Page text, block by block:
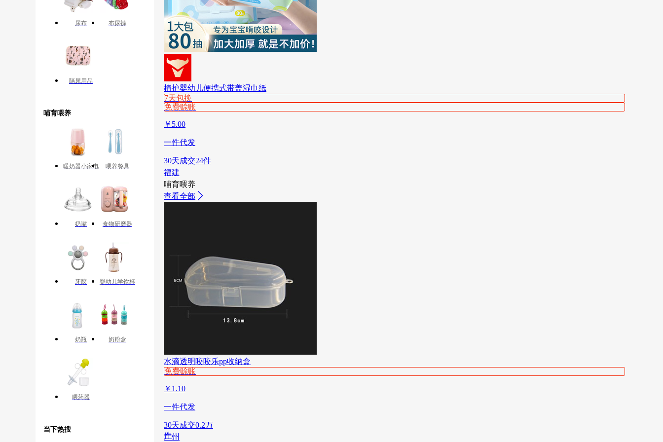
尿布 布尿裤
隔尿用品
哺育喂养
暖奶器小家电 喂养餐具
奶嘴 食物研磨器
牙胶 婴幼儿学饮杯
奶瓶 奶粉盒
喂药器
当下热搜
植护婴幼儿便携式带盖湿巾纸
7天包换
免费赊账
￥ 5.00
一件代发
30天成交24件
福建
哺育喂养
查看全部
水滴透明咬咬乐pp收纳盒
免费赊账
￥ 1.10
一件代发
30天成交0.2万
件
广州